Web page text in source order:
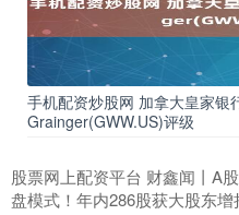
手机配资炒股网 加拿大皇家银
Grainger(GWW.US)评级
股票网上配资平台 财鑫闻丨A
盘模式！年内286股获大股东增